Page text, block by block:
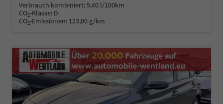
Verbrauch kombiniert:5,40 l/100km
CO2-Klasse: D
CO2-Emissionen: 123,00 g/km